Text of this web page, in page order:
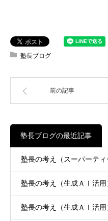
塾長ブログ
前の記事
塾長ブログの最近記事
塾長の考え（スーパーティ
塾長の考え（生成ＡＩ活
塾長の考え（生成ＡＩ活